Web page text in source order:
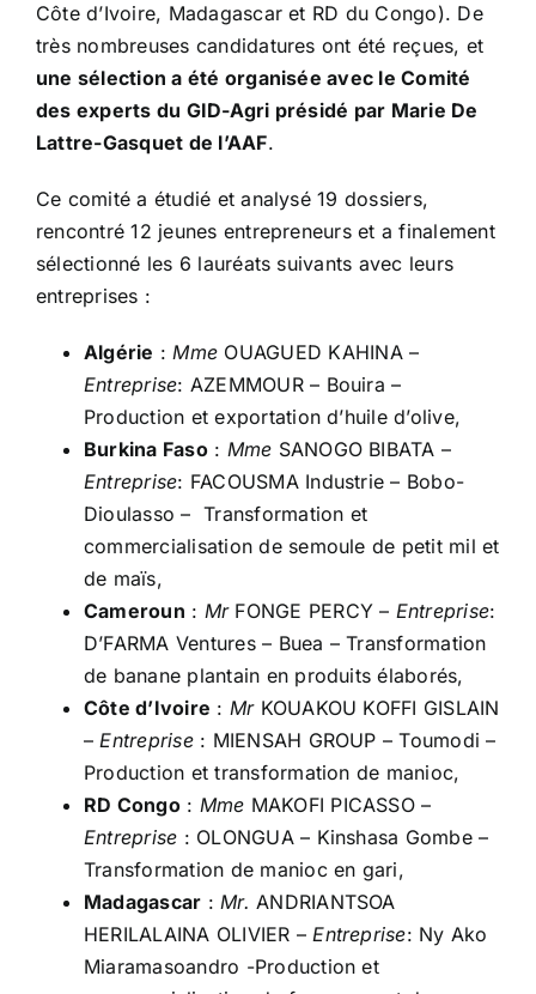
Côte d’Ivoire, Madagascar et RD du Congo). De
très nombreuses candidatures ont été reçues, et
une sélection a été organisée avec le Comité
des experts du GID-Agri présidé par Marie De
Lattre-Gasquet de l’AAF.
Ce comité a étudié et analysé 19 dossiers,
rencontré 12 jeunes entrepreneurs et a finalement
sélectionné les 6 lauréats suivants avec leurs
entreprises :
Algérie :Mme OUAGUED KAHINA –
Entreprise: AZEMMOUR – Bouira –
Production et exportation d’huile d’olive,
Burkina Faso: Mme SANOGO BIBATA –
Entreprise: FACOUSMA Industrie – Bobo-
Dioulasso – Transformation et
commercialisation de semoule de petit mil et
de maïs,
Cameroun : MrFONGE PERCY – Entreprise:
D’FARMA Ventures – Buea – Transformation
de banane plantain en produits élaborés,
Côte d’Ivoire : Mr KOUAKOU KOFFI GISLAIN
–Entreprise: MIENSAH GROUP – Toumodi –
Production et transformation de manioc,
RD Congo: Mme MAKOFI PICASSO –
Entreprise : OLONGUA – Kinshasa Gombe –
Transformation de manioc en gari,
Madagascar :Mr. ANDRIANTSOA
HERILALAINA OLIVIER –Entreprise: Ny Ako
Miaramasoandro -Production et